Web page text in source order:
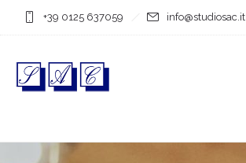
+39 0125 637059 info@studiosac.it